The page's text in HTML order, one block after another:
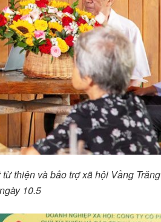
thiện và bảo trợ xã hội Vầng Trăng
10.5